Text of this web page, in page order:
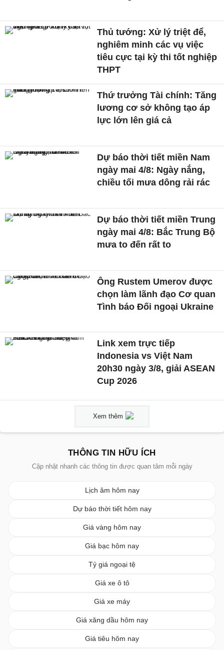
Thủ tướng: Xử lý triệt để,
nghiêm minh các vụ việc
tiêu cực tại kỳ thi tốt nghiệp
THPT
Thứ trưởng Tài chính: Tăng
lương cơ sở không tạo áp
lực lớn lên giá cả
Dự báo thời tiết miền Nam
ngày mai 4/8: Ngày nắng,
chiều tối mưa dông rải rác
Dự báo thời tiết miền Trung
ngày mai 4/8: Bắc Trung Bộ
mưa to đến rất to
Ông Rustem Umerov được
chọn làm lãnh đạo Cơ quan
Tình báo Đối ngoại Ukraine
Link xem trực tiếp
Indonesia vs Việt Nam
20h30 ngày 3/8, giải ASEAN
Cup 2026
Xem thêm
THÔNG TIN HỮU ÍCH
Cập nhật nhanh các thông tin được quan tâm mỗi ngày
Lịch âm hôm nay
Dự báo thời tiết hôm nay
Giá vàng hôm nay
Giá bạc hôm nay
Tỷ giá ngoại tệ
Giá xe ô tô
Giá xe máy
Giá xăng dầu hôm nay
Giá tiêu hôm nay